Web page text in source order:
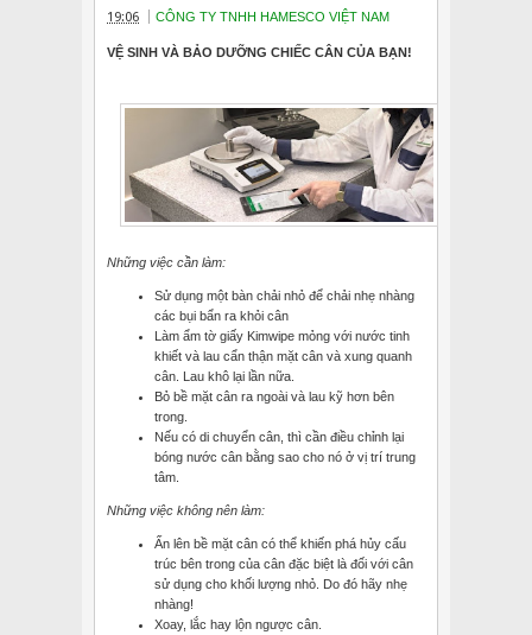
19:06 CÔNG TY TNHH HAMESCO VIỆT NAM
VỆ SINH VÀ BẢO DƯỠNG CHIẾC CÂN CỦA BẠN!
Những việc cần làm:
Sử dụng một bàn chải nhỏ để chải nhẹ nhàng
các bụi bẩn ra khỏi cân
Làm ẩm tờ giấy Kimwipe mỏng với nước tinh
khiết và lau cẩn thận mặt cân và xung quanh
cân. Lau khô lại lần nữa.
Bỏ bề mặt cân ra ngoài và lau kỹ hơn bên
trong.
Nếu có di chuyển cân, thì cần điều chỉnh lại
bóng nước cân bằng sao cho nó ở vị trí trung
tâm.
Những việc không nên làm:
Ấn lên bề mặt cân có thể khiến phá hủy cấu
trúc bên trong của cân đặc biệt là đối với cân
sử dụng cho khối lượng nhỏ. Do đó hãy nhẹ
nhàng!
Xoay, lắc hay lộn ngược cân.